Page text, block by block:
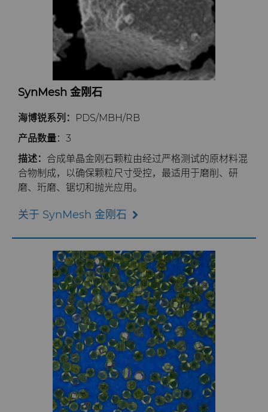
SynMesh 金刚石
海博锐系列：
PDS/MBH/RB
产品数量：3
描述： 合成单晶金刚石颗粒由经过严格测试的原材料混
合物制成，以确保颗粒尺寸受控，最适用于磨削、研
磨、珩磨、锯切和抛光应用。
关于 SynMesh 金刚石